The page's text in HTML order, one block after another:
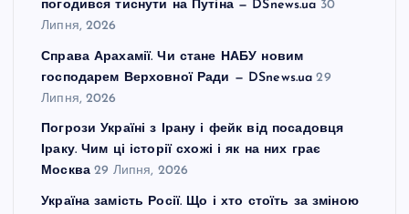
погодився тиснути на Путіна — DSnews.ua 30
Липня, 2026
Справа Арахамії. Чи стане НАБУ новим
господарем Верховної Ради — DSnews.ua 29
Липня, 2026
Погрози Україні з Ірану і фейк від посадовця
Іраку. Чим ці історії схожі і як на них грає
Москва 29 Липня, 2026
Україна замість Росії. Що і хто стоїть за зміною